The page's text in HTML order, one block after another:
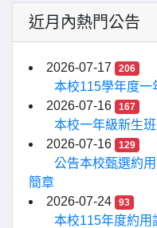
近月內熱門公告
2026-07-17 206
本校115學年度一
2026-07-16
167
本校一年級新生
2026-07-16
129
公告本校甄選約
簡章
2026-07-24
93
本校115年度約用